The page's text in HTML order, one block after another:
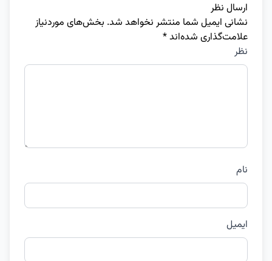
ارسال نظر
نشانی ایمیل شما منتشر نخواهد شد. بخش‌های موردنیاز
علامت‌گذاری شده‌اند*
نظر
نام
ایمیل